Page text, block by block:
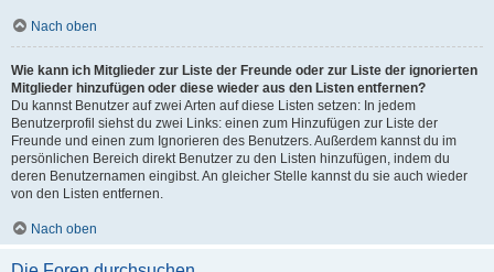
Nach oben
Wie kann ich Mitglieder zur Liste der Freunde oder zur Liste der ignorierten
Mitglieder hinzufügen oder diese wieder aus den Listen entfernen?
Du kannst Benutzer auf zwei Arten auf diese Listen setzen: In jedem
Benutzerprofil siehst du zwei Links: einen zum Hinzufügen zur Liste der
Freunde und einen zum Ignorieren des Benutzers. Außerdem kannst du im
persönlichen Bereich direkt Benutzer zu den Listen hinzufügen, indem du
deren Benutzernamen eingibst. An gleicher Stelle kannst du sie auch wieder
von den Listen entfernen.
Nach oben